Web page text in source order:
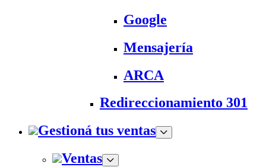
Google
Mensajería
ARCA
Redireccionamiento 301
Gestioná tus ventas
Ventas